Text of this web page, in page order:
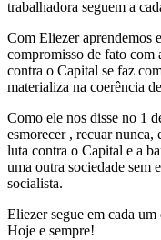
um
mundo
sem
opressão
e
exploração
trabalhadora seguem a
Com Eliezer aprendemos
compromisso de fato com
contra o Capital se faz
materializa na coerência
Como ele nos disse no 1
esmorecer , recuar nunca,
luta contra o Capital e a
uma outra sociedade sem
socialista.
Eliezer segue em cada
Hoje e sempre!